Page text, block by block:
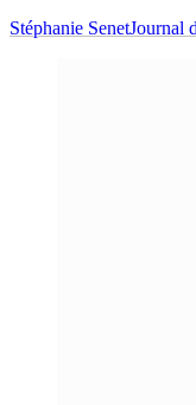
Stéphanie SenetJournal